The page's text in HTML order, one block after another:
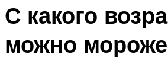
С какого
можно